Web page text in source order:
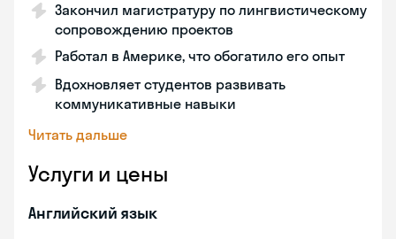
Закончил магистратуру по лингвистическому
сопровождению проектов
Работал в Америке, что обогатило его опыт
Вдохновляет студентов развивать
коммуникативные навыки
Читать дальше
Услуги и цены
Английский язык